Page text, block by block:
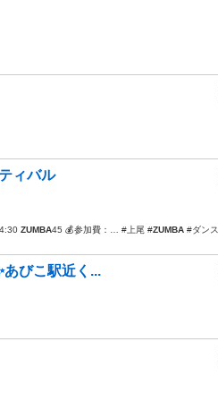
ィバル
ZUMBA45 💰参加費：… #上尾 #ZUMBA #ダンス
びこ駅近く...